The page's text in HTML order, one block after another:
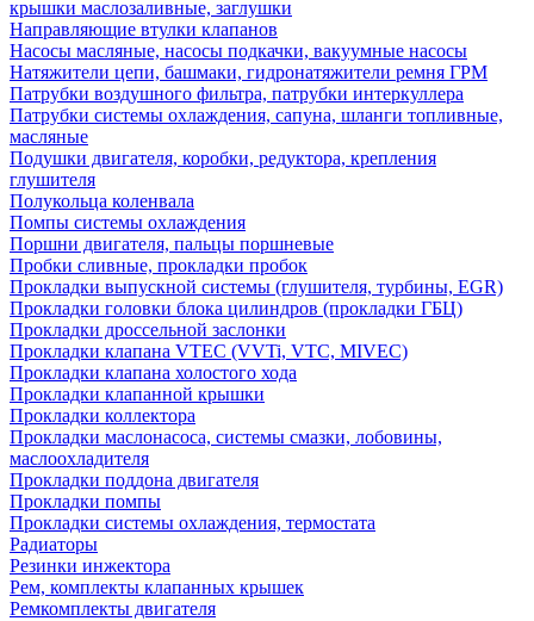
крышки маслозаливные, заглушки
Направляющие втулки клапанов
Насосы масляные, насосы подкачки, вакуумные насосы
Натяжители цепи, башмаки, гидронатяжители ремня ГРМ
Патрубки воздушного фильтра, патрубки интеркуллера
Патрубки системы охлаждения, сапуна, шланги топливные,
масляные
Подушки двигателя, коробки, редуктора, крепления
глушителя
Полукольца коленвала
Помпы системы охлаждения
Поршни двигателя, пальцы поршневые
Пробки сливные, прокладки пробок
Прокладки выпускной системы (глушителя, турбины, EGR)
Прокладки головки блока цилиндров (прокладки ГБЦ)
Прокладки дроссельной заслонки
Прокладки клапана VTEC (VVTi, VTC, MIVEC)
Прокладки клапана холостого хода
Прокладки клапанной крышки
Прокладки коллектора
Прокладки маслонасоса, системы смазки, лобовины,
маслоохладителя
Прокладки поддона двигателя
Прокладки помпы
Прокладки системы охлаждения, термостата
Радиаторы
Резинки инжектора
Рем, комплекты клапанных крышек
Ремкомплекты двигателя